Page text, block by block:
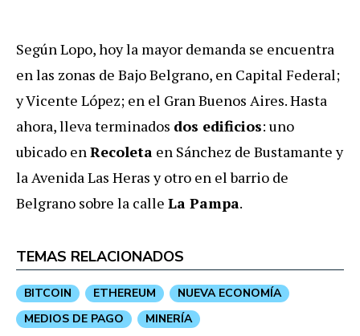
Según Lopo, hoy la mayor demanda se encuentra
en las zonas de Bajo Belgrano, en Capital Federal;
y Vicente López; en el Gran Buenos Aires. Hasta
ahora, lleva terminados dos edificios: uno
ubicado enRecoleta en Sánchez de Bustamante y
la Avenida Las Heras y otro en el barrio de
Belgrano sobre la calle La Pampa.
TEMAS RELACIONADOS
BITCOIN ETHEREUM
NUEVA ECONOMÍA
MEDIOS DE PAGO
MINERÍA